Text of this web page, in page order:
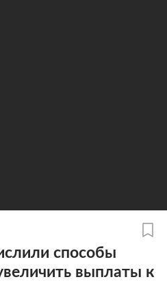
способы
выплаты к